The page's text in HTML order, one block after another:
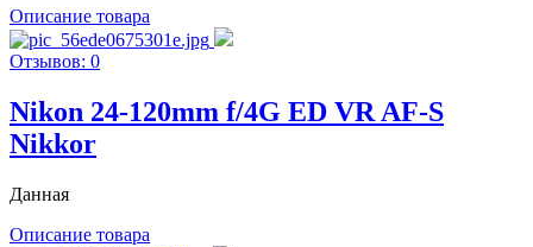
Описание товара
Отзывов: 0
Nikon 24-120mm f/4G ED VR AF-S
Nikkor
Данная
Описание товара